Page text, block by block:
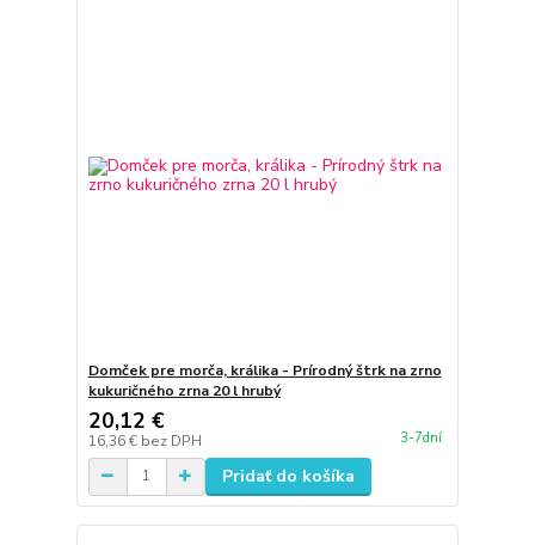
Domček pre morča, králika - Prírodný štrk na zrno
kukuričného zrna 20 l hrubý
20,12 €
16,36 € bez DPH 3-7dní
Pridať do košíka